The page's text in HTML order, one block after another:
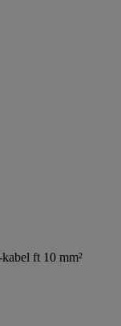
ft 10 mm²